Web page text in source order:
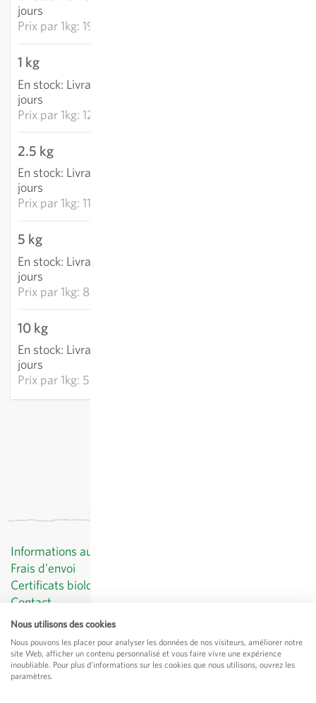
jours
Prix par1kg: 19.90 CHF
1 kg
En stock: Livraison 2-4
jours
Prix par1kg: 12.41 CHF
2.5 kg
En stock: Livraison 2-4
jours
Prix par1kg: 11.18 CHF
5 kg
En stock: Livraison 2-4
jours
Prix par1kg: 8.28 CHF
10 kg
En stock: Livraison 2-4
jours
Prix par1kg: 5.52 CHF
Informations au client
Frais d'envoi
Certificats biologiques
Contact
Protection des données
CGV
Mentions légales
Nous utilisons des cookies
Nous pouvons les placer pour analyser les données de nos visiteurs, améliorer notre
site Web, afficher un contenu personnalisé et vous faire vivre une expérience
inoubliable. Pour plus d'informations sur les cookies que nous utilisons, ouvrez les
paramètres.